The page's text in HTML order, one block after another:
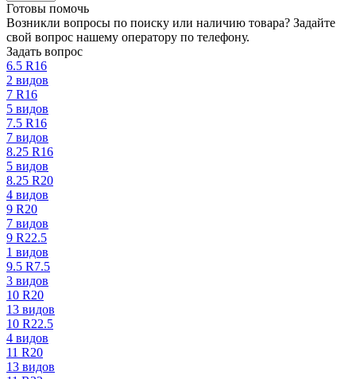
Готовы помочь
Возникли вопросы по поиску или наличию товара? Задайте
свой вопрос нашему оператору по телефону.
Задать вопрос
6.5 R16
2 видов
7 R16
5 видов
7.5 R16
7 видов
8.25 R16
5 видов
8.25 R20
4 видов
9 R20
7 видов
9 R22.5
1 видов
9.5 R7.5
3 видов
10 R20
13 видов
10 R22.5
4 видов
11 R20
13 видов